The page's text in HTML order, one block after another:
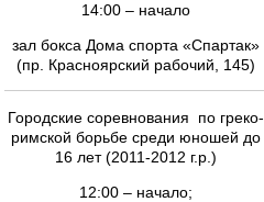
14:00 – начало
зал бокса Дома спорта «Спартак»
(пр. Красноярский рабочий, 145)
Городские соревнования по греко-
римской борьбе среди юношей до
16 лет (2011-2012 г.р.)
12:00 – начало;